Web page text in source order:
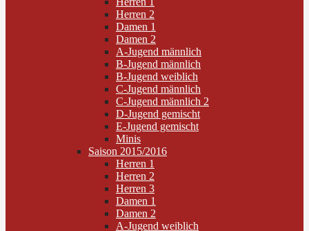
Herren 2
Damen 1
Damen 2
A-Jugend männlich
B-Jugend männlich
B-Jugend weiblich
C-Jugend männlich
C-Jugend männlich 2
D-Jugend gemischt
E-Jugend gemischt
Minis
Saison 2015/2016
Herren 1
Herren 2
Herren 3
Damen 1
Damen 2
A-Jugend weiblich